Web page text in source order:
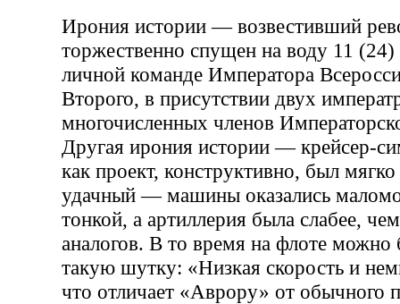
Ирония истории — возвестивший
торжественно спущен на воду 11
личной команде Императора
Второго, в присутствии двух
многочисленных членов
Другая ирония истории — крейсер-
как проект, конструктивно, был
удачный — машины оказались
тонкой, а артиллерия была слабее,
аналогов. В то время на флоте
такую шутку: «Низкая скорость и
что отличает «Аврору» от обычного